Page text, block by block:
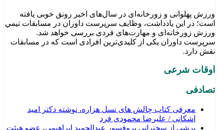
ورزش پهلوانی و زورخانه‌ای در سال‌های اخیر رونق خوبی یافته
است؛ در این یادداشت، وظایف سرپرست داوران در مسابقات تیمي
ورزش زورخانه‌ای و مهارت‌های فردی بررسی خواهد شد.
سرپرست داوران یکی از کلیدی‌ترین افرادی است که در مسابقات
نقش دارد.
اوقات شرعی
تصادفی
معرفی کتاب چالش های نسل هزاره، نوشته دکتر امید
اشکانی / علیرضا محمودی فرد
برشی از سخنرانی پروفسور عبدالحمید ابراهیمی، عضو هیئت